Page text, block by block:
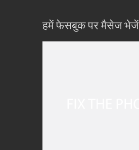
हमें फेसबुक पर मैसेज भेजें